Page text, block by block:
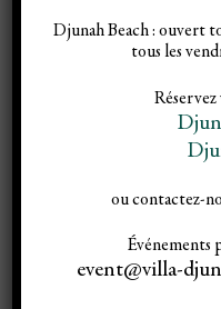
Djunah Beach : ouvert
tous les
ou contactez-
Événements
event@villa-